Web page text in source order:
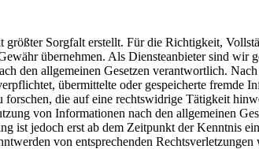
größter Sorgfalt erstellt. Für die Richtigkeit,
übernehmen. Als Diensteanbieter sind wir
den allgemeinen Gesetzen verantwortlich.
übermittelte oder gespeicherte fremde
forschen, die auf eine rechtswidrige Tätigkeit
von Informationen nach den allgemeinen
ist jedoch erst ab dem Zeitpunkt der Kenntnis
von entsprechenden